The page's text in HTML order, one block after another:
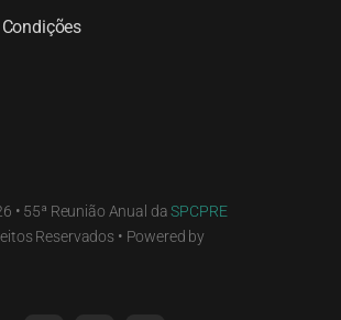
• 55ª Reunião Anual daSPCPRE
Reservados • Powered by